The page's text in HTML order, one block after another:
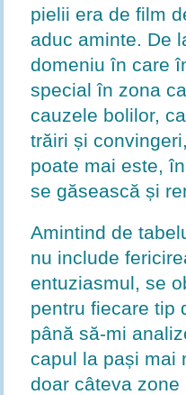
pielii era de film
aduc aminte. De
domeniu în care
special în zona
cauzele bolilor,
trăiri și
poate mai este,
se găsească și
Amintind de
nu include
entuziasmul, se
pentru fiecare tip
până să-mi
capul la pași mai
doar câteva